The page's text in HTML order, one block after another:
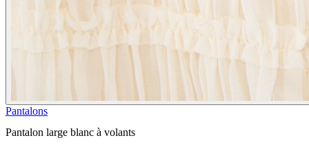
Pantalons
Pantalon large blanc à volants